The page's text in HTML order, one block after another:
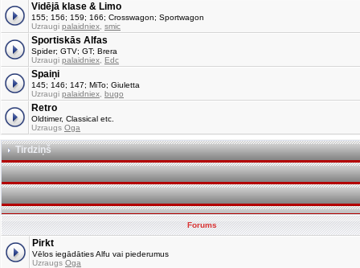
Vidējā klase & Limo
155; 156; 159; 166; Crosswagon; Sportwagon
Uzraugi palaidniex smic
Sportiskās Alfas
Spider; GTV; GT; Brera
Uzraugi palaidniex Edc
Spaiņi
145; 146; 147; MiTo; Giuletta
Uzraugi palaidniex bugo
Retro
Oldtimer, Classical etc.
Uzraugs Oga
Tirdziņš
Forums
Pirkt
Vēlos iegādāties Alfu vai piederumus
Uzraugs Oga